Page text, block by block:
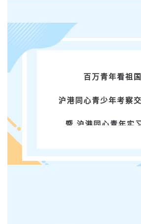
百万青年看祖国
沪港同心青少年考察
暨 沪港同心青年实